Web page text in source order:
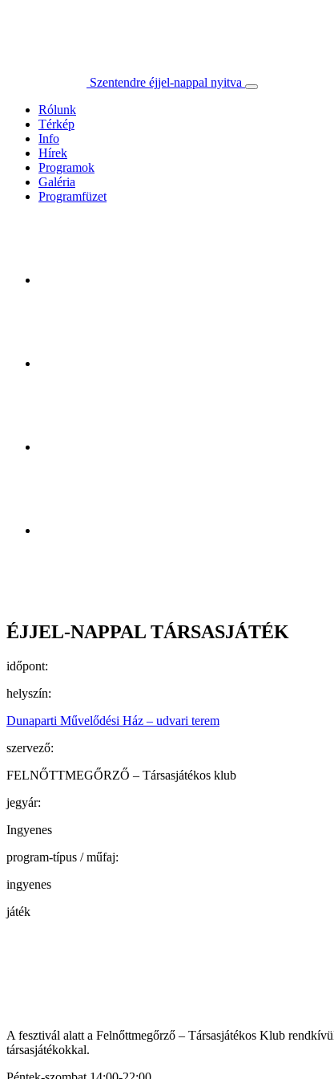
Szentendre éjjel-nappal nyitva
Rólunk
Térkép
Info
Hírek
Programok
Galéria
Programfüzet
ÉJJEL-NAPPAL TÁRSASJÁTÉK
időpont:
helyszín:
Dunaparti Művelődési Ház – udvari terem
szervező:
FELNŐTTMEGŐRZŐ – Társasjátékos klub
jegyár:
Ingyenes
program-típus / műfaj:
ingyenes
játék
A fesztivál alatt a Felnőttmegőrző – Társasjátékos Klub
társasjátékokkal.